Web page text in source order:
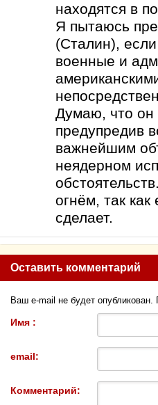
находятся в
Я пытаюсь
(Сталин),
военные и
Думаю, что он
предупредив
важнейшим
неядерном
огнём, так
сделает.
Оставить комментарий
Ваш e-mail не будет
Имя :
email:
Комментарий: